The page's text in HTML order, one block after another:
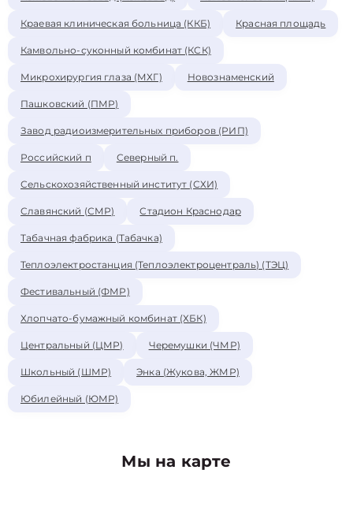
Краевая клиническая больница (ККБ) Красная площадь
Камвольно-суконный комбинат (КСК)
Микрохирургия глаза (МХГ) Новознаменский
Пашковский (ПМР)
Завод радиоизмерительных приборов (РИП)
Российский п Северный п.
Сельскохозяйственный институт (СХИ)
Славянский (СМР) Стадион Краснодар
Табачная фабрика (Табачка)
Теплоэлектростанция (Теплоэлектроцентраль) (ТЭЦ)
Фестивальный (ФМР)
Хлопчато-бумажный комбинат (ХБК)
Центральный (ЦМР) Черемушки (ЧМР)
Школьный (ШМР) Энка (Жукова, ЖМР)
Юбилейный (ЮМР)
Мы на карте